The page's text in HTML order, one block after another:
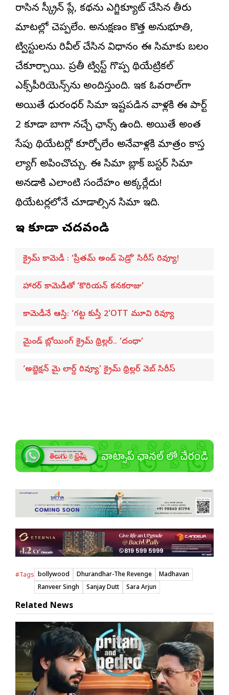
రాసిన స్క్రీన్ ప్లే, కథను ఎగ్జిక్యూట్ చేసిన తీరు
మాటల్లో చెప్పలేం. అనుక్షణం కొత్త అనుభూతిని,
ట్విస్టులను రివీల్ చేసిన విధానం ఈ సినిమాకు బలం
చేకూర్చాయి. ప్రతీ ట్విస్ట్‌ గొప్ప థియేట్రికల్
ఎక్స్‌పీరియెన్స్‌ను అందిస్తుంది. ఇక ఓవరాల్‌గా
అయితే ధురంధర్ సినిమాని ఇష్టపడిన వాళ్లకి ఈ పార్ట్
2 కూడా బాగా నచ్చే ఛాన్స్ ఉంది. అయితే అంత
సేపు థియేటర్లో కూర్చోలేం అనేవాళ్లకి మాత్రం కాస్త
ల్యాగ్ అనిపించొచ్చు. ఈ సినిమా బ్లాక్ బస్టర్ సినిమా
అనడానికి ఎలాంటి సందేహం అక్కర్లేదు!
థియేటర్లలోనే చూడాల్సిన సినిమా ఇది.
ఇవి కూడా చదవండి
క్రైమ్ కామెడీ : ‘ప్రీతమ్ అండ్ పెడ్రో’ సిరీస్ రివ్యూ!
హారర్ కామెడీతో ‘కొరియన్ కనకరాజు’
కామెడీనే ఆస్తి: ‘గట్ట కుస్తీ 2’OTT మూవి రివ్యూ
మైండ్ బ్లోయింగ్ క్రైమ్ థ్రిల్లర్.. ‘దంధా’
‘అబ్జెక్ష‌న్ మై లార్డ్ రివ్యూ’ క్రైమ్ థ్రిల్ల‌ర్ వెబ్ సిరీస్
#Tags bollywood Dhurandhar-The Revenge
Madhavan
Ranveer Singh
Sanjay Dutt Sara Arjun
Related News